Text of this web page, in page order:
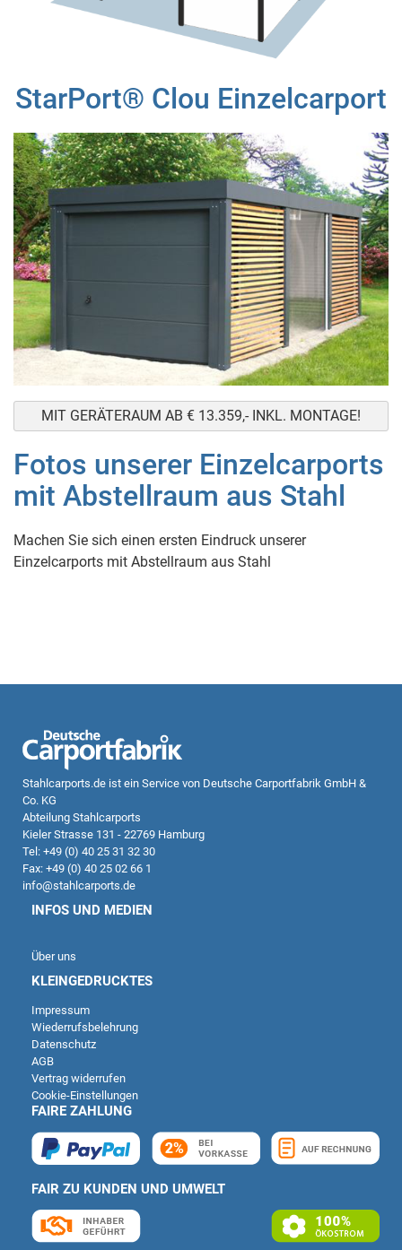
StarPort® Clou Einzelcarport
MIT GERÄTERAUM AB € 13.359,- INKL. MONTAGE!
Fotos unserer Einzelcarports
mit Abstellraum aus Stahl
Machen Sie sich einen ersten Eindruck unserer
Einzelcarports mit Abstellraum aus Stahl
Stahlcarports.de ist ein Service von Deutsche Carportfabrik GmbH &
Co. KG
Abteilung Stahlcarports
Kieler Strasse 131 - 22769 Hamburg
Tel: +49 (0) 40 25 31 32 30
Fax: +49 (0) 40 25 02 66 1
info@stahlcarports.de
INFOS UND MEDIEN
Über uns
KLEINGEDRUCKTES
Impressum
Wiederrufsbelehrung
Datenschutz
AGB
Vertrag widerrufen
Cookie-Einstellungen
FAIRE ZAHLUNG
FAIR ZU KUNDEN UND UMWELT
Kundenbewertungen und Erfahrungen zu